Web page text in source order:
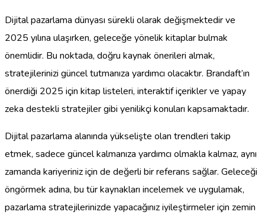
Dijital pazarlama dünyası sürekli olarak değişmektedir ve
2025 yılına ulaşırken, geleceğe yönelik kitaplar bulmak
önemlidir. Bu noktada, doğru kaynak önerileri almak,
stratejilerinizi güncel tutmanıza yardımcı olacaktır. Brandaft’ın
önerdiği 2025 için kitap listeleri, interaktif içerikler ve yapay
zeka destekli stratejiler gibi yenilikçi konuları kapsamaktadır.
Dijital pazarlama alanında yükselişte olan trendleri takip
etmek, sadece güncel kalmanıza yardımcı olmakla kalmaz, aynı
zamanda kariyeriniz için de değerli bir referans sağlar. Geleceği
öngörmek adına, bu tür kaynakları incelemek ve uygulamak,
pazarlama stratejilerinizde yapacağınız iyileştirmeler için zemin